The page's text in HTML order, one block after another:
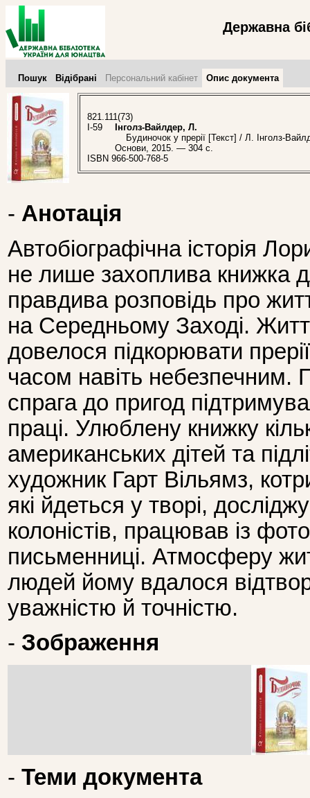
Державна
Пошук Відібрані Персональний кабінет Опис документа
821.111(73)
І-59
Інголз-Вайлдер, Л.
Будиночок у прерії [Текст] / Л. Інголз-
Основи, 2015. — 304 с.
ISBN 966-500-768-5
- Анотація
Автобіографічна історія
не лише захоплива книжка
правдива розповідь про
на Середньому Заході.
довелося підкорювати
часом навіть небезпечним.
спрага до пригод
праці. Улюблену книжку
американських дітей та
художник Гарт Вільямз,
які йдеться у творі,
колоністів, працював із
письменниці. Атмосферу
людей йому вдалося
уважністю й точністю.
- Зображення
- Теми документа